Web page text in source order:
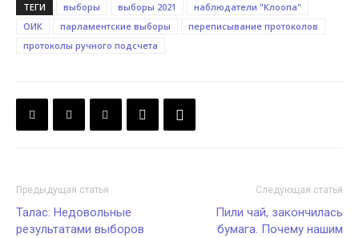
ТЕГИ выборы выборы 2021
наблюдатели "Клоопа"
ОИК
парламентские выборы
переписывание протоколов
протоколы ручного подсчета
Предыдущая статья
Талас: Недовольные
результатами выборов
Следующая статья
Пили чай, закончилась
бумага. Почему нашим